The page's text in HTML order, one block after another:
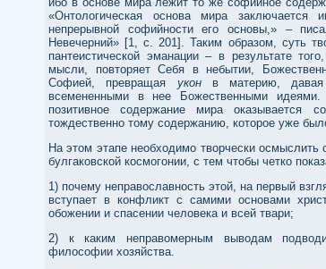
«Онтологическая основа мира
непрерывной софийности его основы,» –
Невечерний» [1, с. 201]. Таким образом, суть
пантеистической эманации – в результате
мысли, повторяет Себя в небытии,
Софией, превращая уконв материю, давая
всемененными в нее Божественными
позитивное содержание мира оказывается
тождественно тому содержанию, которое уже
На этом этапе необходимо творчески
булгаковской космогонии, с тем чтобы четко
1) почему неправославность этой, на первый
вступает в конфликт с самими основами
обожении и спасении человека и всей твари;
2) к каким неправомерным выводам
философии хозяйства.